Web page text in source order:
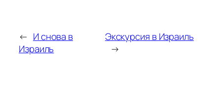
← И снова в
Израиль
Экскурсия в Израиль
→